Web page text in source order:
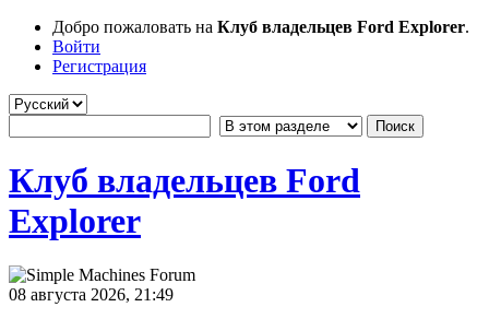
Добро пожаловать на Клуб владельцев Ford Explorer.
Войти
Регистрация
Клуб владельцев Ford
Explorer
08 августа 2026, 21:49